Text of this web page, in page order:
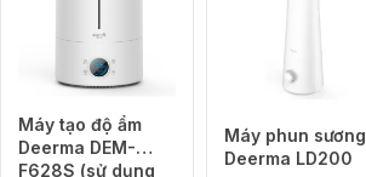
Máy tạo độ ẩm
Deerma DEM-
F628S (sử dụng
Máy phun sương
Deerma LD200